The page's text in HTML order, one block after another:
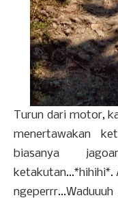
Turun dari motor,
menertawakan
biasanya
ketakutan...*hihihi*.